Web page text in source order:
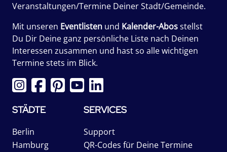
Veranstaltungen/Termine Deiner Stadt/Gemeinde.
Mit unseren Eventlisten und Kalender-Abosstellst
Du Dir Deine ganz persönliche Liste nach Deinen
Interessen zusammen und hast so alle wichtigen
Termine stets im Blick.
STÄDTE
Berlin
Hamburg
SERVICES
Support
QR-Codes für Deine Termine